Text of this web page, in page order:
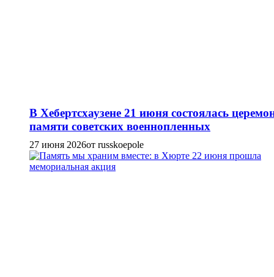
В Хебертсхаузене 21 июня состоялась
памяти советских военнопленных
27 июня 2026от russkoepole